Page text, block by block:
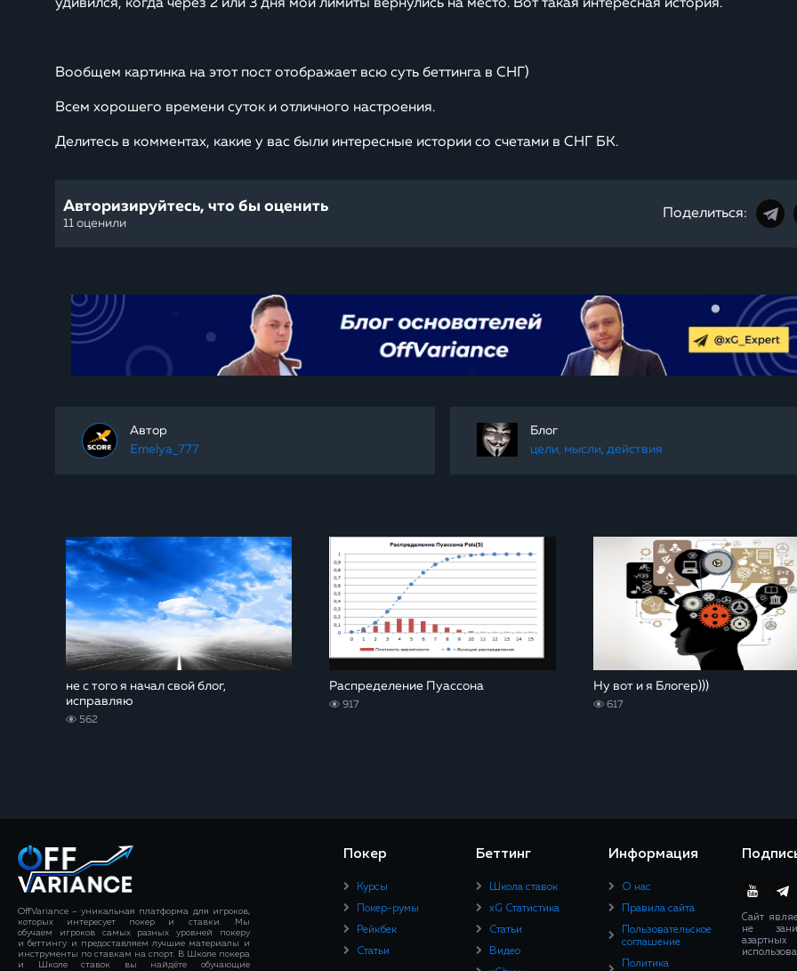
удивился, когда через 2 или 3 дня мои лимиты вернулись на место. Вот такая интересная история.
Вообщем картинка на этот пост отображает всю суть беттинга в СНГ)
Всем хорошего времени суток и отличного настроения.
Делитесь в комментах, какие у вас были интересные истории со счетами в СНГ БК.
Авторизируйтесь, что бы оценить
11 оценили
Поделиться:
Автор
Emelya_777
Блог
цели, мысли, действия
не с того я начал свой блог,
исправляю
562
Распределение Пуассона
917
Ну вот и я Блогер)))
617
OffVariance – уникальная платформа для игроков,
которых интересует покер и ставки. Мы
обучаем игроков самых разных уровней покеру
и беттингу и предоставляем лучшие материалы и
инструменты по ставкам на спорт. В Школе покера
и Школе ставок вы найдёте обучающие
Покер
Курсы
Покер-румы
Рейкбек
Статьи
Беттинг
Школа ставок
xG Статистика
Статьи
Видео
Информация
О нас
Правила сайта
Пользовательское
соглашение
Политика
Сайт
не